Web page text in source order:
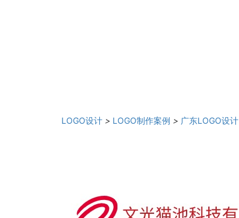
LOGO设计 > LOGO制作案例 > 广东LOGO设计